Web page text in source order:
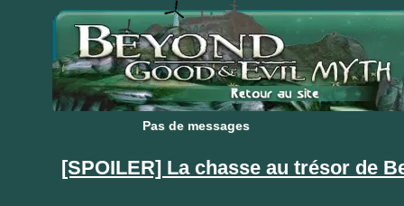
Pas de messages
Pas de messages
[SPOILER] La chasse au trésor de